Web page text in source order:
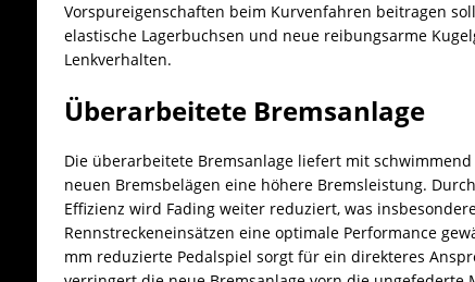
Vorspureigenschaften beim Kurvenfahren beitragen
elastische Lagerbuchsen und neue reibungsarme
Lenkverhalten.
Überarbeitete Bremsanlage
Die überarbeitete Bremsanlage liefert mit
neuen Bremsbelägen eine höhere Bremsleistung.
Effizienz wird Fading weiter reduziert, was
Rennstreckeneinsätzen eine optimale Performance
mm reduzierte Pedalspiel sorgt für ein direkteres